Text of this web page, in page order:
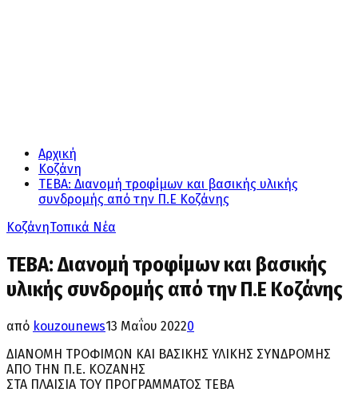
Αρχική
Κοζάνη
ΤΕΒΑ: Διανομή τροφίμων και βασικής υλικής
συνδρομής από την Π.Ε Κοζάνης
ΚοζάνηΤοπικά Νέα
ΤΕΒΑ: Διανομή τροφίμων και βασικής
υλικής συνδρομής από την Π.Ε Κοζάνης
από kouzounews13 Μαΐου 20220
ΔΙΑΝΟΜΗ ΤΡΟΦΙΜΩΝ ΚΑΙ ΒΑΣΙΚΗΣ ΥΛΙΚΗΣ ΣΥΝΔΡΟΜΗΣ
ΑΠΟ ΤΗΝ Π.Ε. ΚΟΖΑΝΗΣ
ΣΤΑ ΠΛΑΙΣΙΑ ΤΟΥ ΠΡΟΓΡΑΜΜΑΤΟΣ ΤΕΒΑ